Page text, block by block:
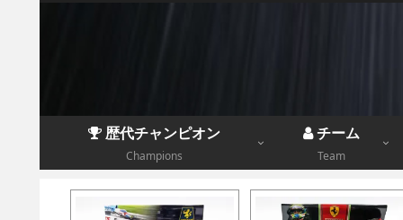
歴代チャンピオン
Champions
チーム
Team